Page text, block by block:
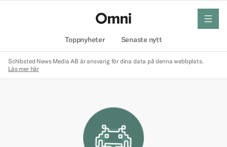
Toppnyheter Senaste nytt
meny
Schibsted News Media AB är ansvarig för dina data på denna webbplats.
Läs mer här